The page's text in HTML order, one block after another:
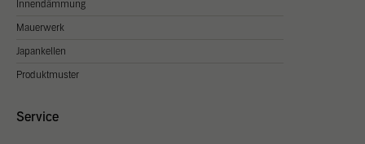
Innendämmung
Mauerwerk
Japankellen
Produktmuster
Service